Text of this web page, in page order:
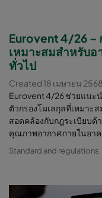
Eurovent 4/26 –
เหมาะสมสำหรับอ
ทั่วไป
Created 18 เมษายน 2568
Eurovent 4/26 ช่วยแนะ
ตัวกรองโมเลกุลที่เหมาะ
สอดคล้องกับกฎระเบียบ
คุณภาพอากาศภายในอา
Standard and regulations